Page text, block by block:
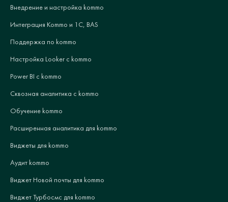
Внедрение и настройка kommo
Интеграция Kommo и 1С, BAS
Поддержка по kommo
Настройка Looker с kommo
Power BI с kommo
Сквозная аналитика с kommo
Обучение kommo
Расширенная аналитика для kommo
Виджеты для kommo
Аудит kommo
Виджет Новой почты для kommo
Виджет Турбосмс для kommo